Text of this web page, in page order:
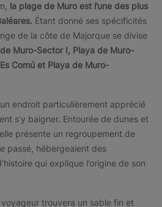
la plage de Muro est l’une des plus
Étant donné ses spécificités
de la côte de Majorque se divise
Muro-Sector I, Playa de Muro-
Comú et Playa de Muro-
endroit particulièrement apprécié
s’y baigner. Entourée de dunes et
présente un regroupement de
passé, hébergeaient des
qui explique l’origine de son
trouvera un sable fin et